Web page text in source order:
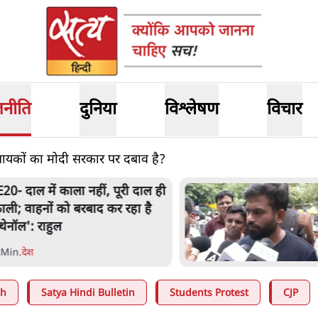
दुनिया विश्लेषण विचार
का मोदी सरकार पर दबाव है?
और मोदी ‘गॉडफादर’ भागवत
Gen Z पर सलाह मानेंः अभिजीत
.देश
Satya Hindi Bulletin Students Protest CJP